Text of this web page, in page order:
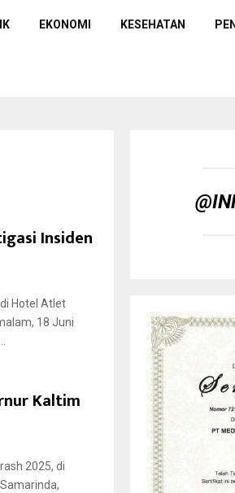
EKONOMI KESEHATAN
Insiden
Hotel Atlet
18 Juni
Kaltim
2025, di